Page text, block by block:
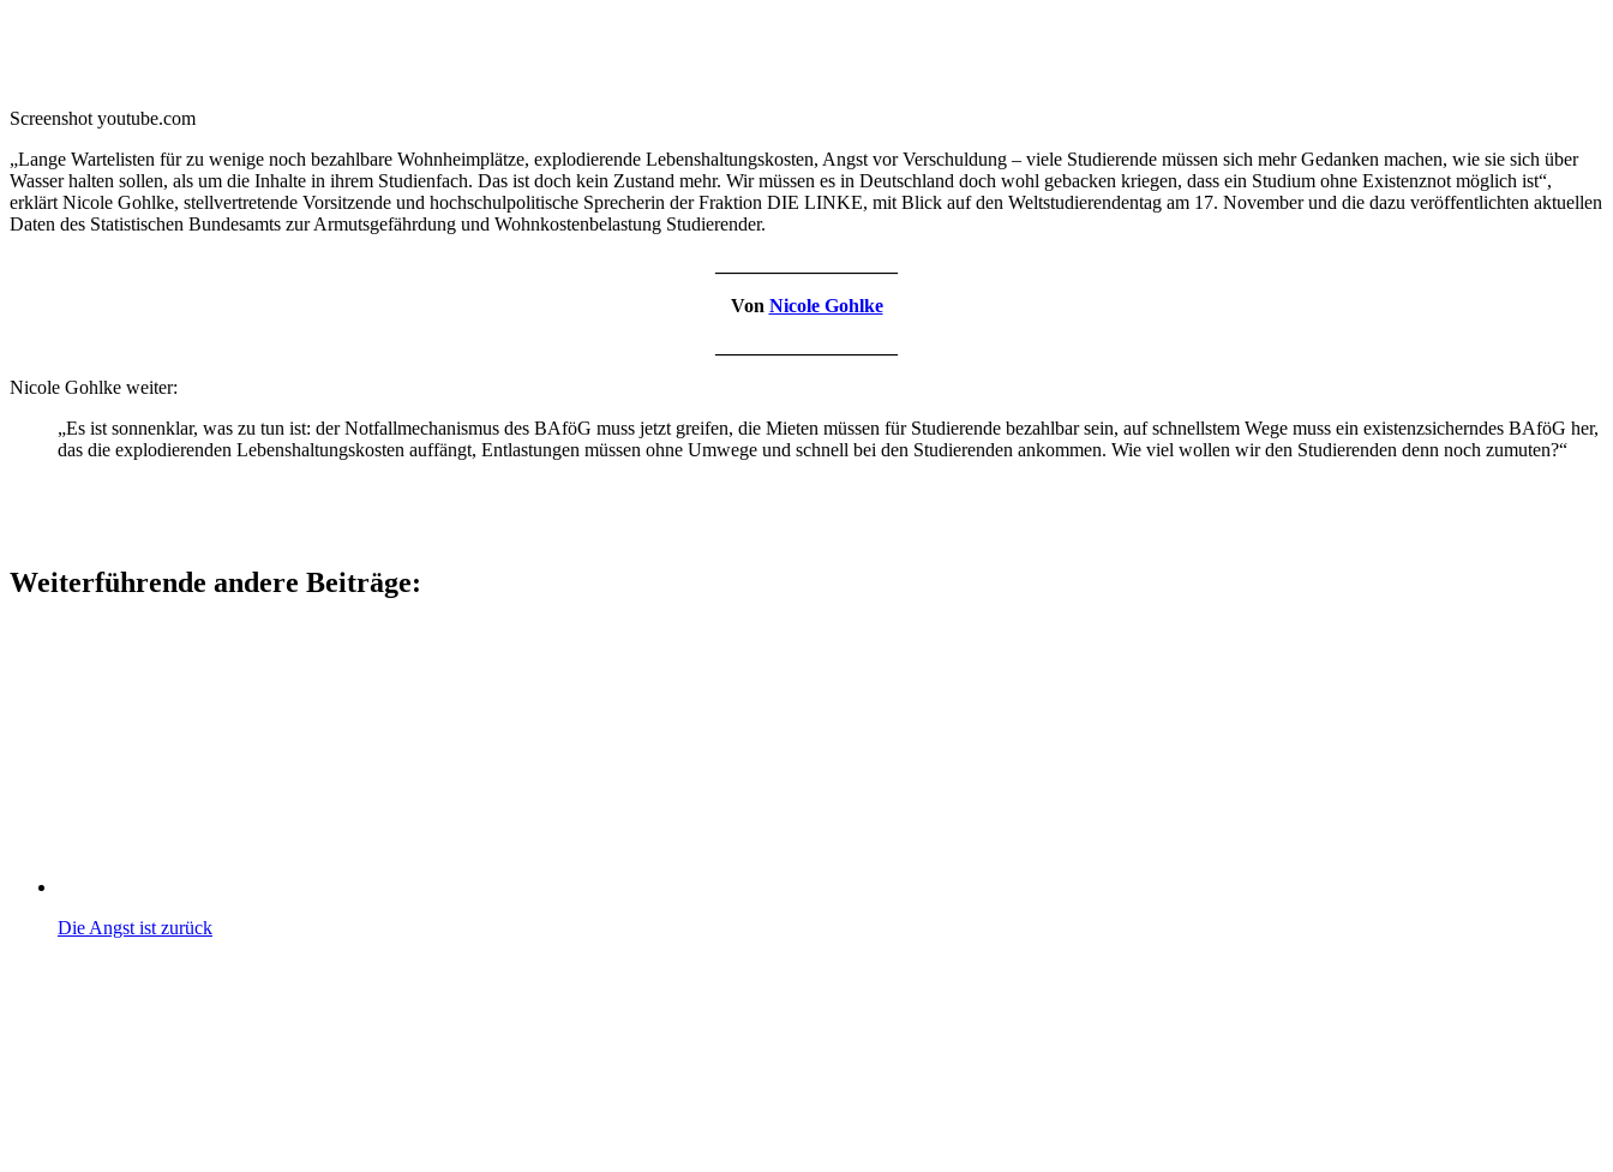
Screenshot youtube.com
„Lange Wartelisten für zu wenige noch bezahlbare Wohnheimplätze, explodierende Lebenshaltungskosten, Angst vor Verschuldung – viele Studierende müssen sich mehr Gedanken machen, wie sie sich über
Wasser halten sollen, als um die Inhalte in ihrem Studienfach. Das ist doch kein Zustand mehr. Wir müssen es in Deutschland doch wohl gebacken kriegen, dass ein Studium ohne Existenznot möglich ist“,
erklärt Nicole Gohlke, stellvertretende Vorsitzende und hochschulpolitische Sprecherin der Fraktion DIE LINKE, mit Blick auf den Weltstudierendentag am 17. November und die dazu veröffentlichten aktuellen
Daten des Statistischen Bundesamts zur Armutsgefährdung und Wohnkostenbelastung Studierender.
Von Nicole Gohlke
Nicole Gohlke weiter:
„Es ist sonnenklar, was zu tun ist: der Notfallmechanismus des BAföG muss jetzt greifen, die Mieten müssen für Studierende bezahlbar sein, auf schnellstem Wege muss ein existenzsicherndes BAföG her,
das die explodierenden Lebenshaltungskosten auffängt, Entlastungen müssen ohne Umwege und schnell bei den Studierenden ankommen. Wie viel wollen wir den Studierenden denn noch zumuten?“
Weiterführende andere Beiträge:
Die Angst ist zurück